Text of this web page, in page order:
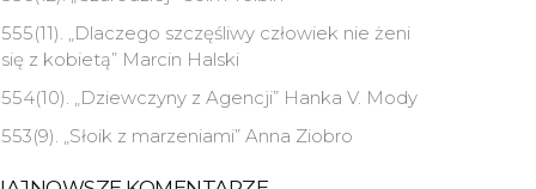
555(11). „Dlaczego szczęśliwy człowiek nie żeni
się z kobietą” Marcin Halski
554(10). „Dziewczyny z Agencji” Hanka V. Mody
553(9). „Słoik z marzeniami” Anna Ziobro